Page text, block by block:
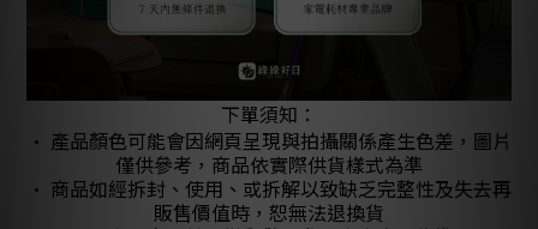
下單須知：
• 產品顏色可能會因網頁呈現與拍攝關係產生色差，圖片
僅供參考，商品依實際供貨樣式為準
• 商品如經拆封、使用、或拆解以致缺乏完整性及失去再
販售價值時，恕無法退換貨